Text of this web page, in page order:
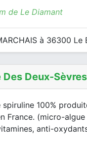
de Le Diamant
à 36300 Le
Des Deux-Sèvres
100%
France. (micro-
anti-